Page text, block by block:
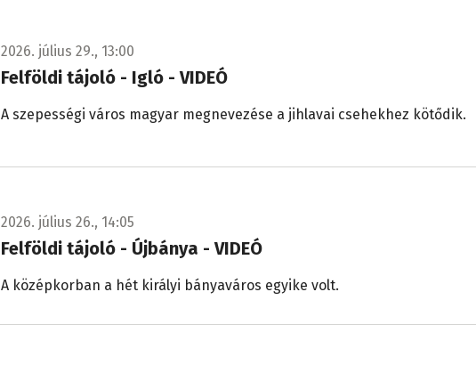
2026. július 29., 13:00
Felföldi tájoló - Igló - VIDEÓ
A szepességi város magyar megnevezése a jihlavai csehekhez kötődik.
2026. július 26., 14:05
Felföldi tájoló - Újbánya - VIDEÓ
A középkorban a hét királyi bányaváros egyike volt.